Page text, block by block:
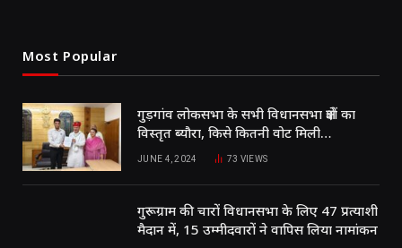
Most Popular
गुड़गांव लोकसभा के सभी विधानसभा क्षेत्रों का
विस्तृत ब्यौरा, किसे कितनी वोट मिली…
JUNE 4, 2024 73 VIEWS
गुरूग्राम की चारों विधानसभा के लिए 47 प्रत्याशी
मैदान में, 15 उम्मीदवारों ने वापिस लिया नामांकन